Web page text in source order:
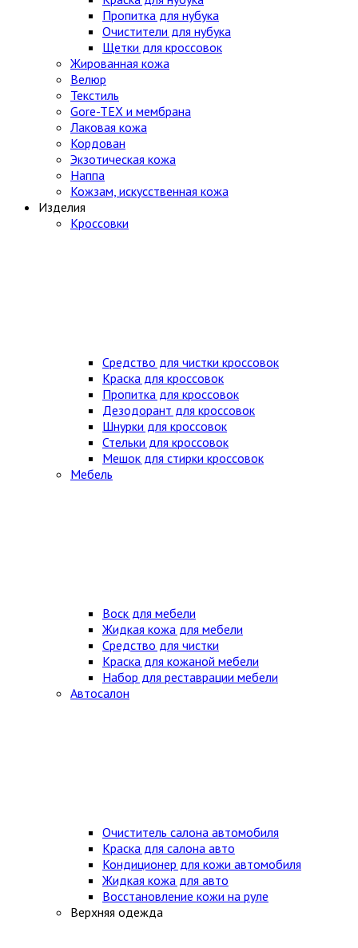
Пропитка для нубука
Очистители для нубука
Щетки для кроссовок
Жированная кожа
Велюр
Текстиль
Gore-TEX и мембрана
Лаковая кожа
Кордован
Экзотическая кожа
Наппа
Кожзам, искусственная кожа
Изделия
Кроссовки
Средство для чистки кроссовок
Краска для кроссовок
Пропитка для кроссовок
Дезодорант для кроссовок
Шнурки для кроссовок
Стельки для кроссовок
Мешок для стирки кроссовок
Мебель
Воск для мебели
Жидкая кожа для мебели
Средство для чистки
Краска для кожаной мебели
Набор для реставрации мебели
Автосалон
Очиститель салона автомобиля
Краска для салона авто
Кондиционер для кожи автомобиля
Жидкая кожа для авто
Восстановление кожи на руле
Верхняя одежда